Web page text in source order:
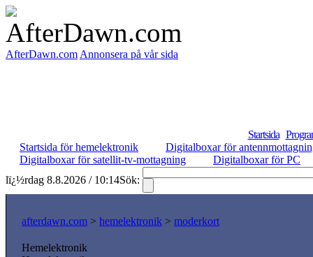
AfterDawn.com Annonsera på vår sida
Startsida
Startsida för hemelektronik
Digitalboxar för
Digitalboxar för satellit-tv-mottagning
Digitalboxar för PC
lï¿½rdag 8.8.2026 / 10:14Sök:
afterdawn.com > hemelektronik > moderkort
Hemelektronik